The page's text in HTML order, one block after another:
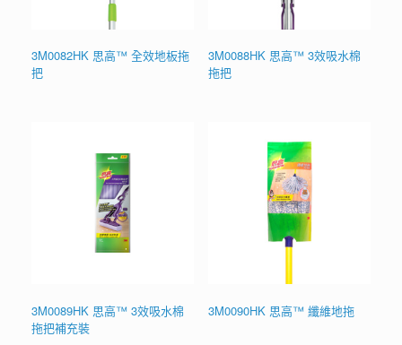
3M0082HK 思高™ 全效地板拖
把
3M0088HK 思高™ 3效吸水棉
拖把
3M0089HK 思高™ 3效吸水棉
拖把補充裝
3M0090HK 思高™ 纖維地拖